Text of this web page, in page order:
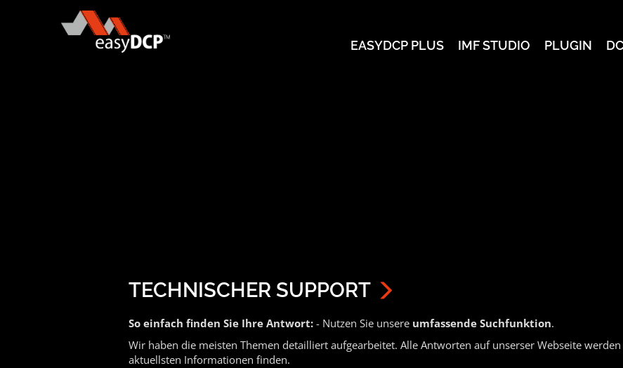
EASYDCP PLUS IMF STUDIO PLUGIN
TECHNISCHER SUPPORT
So einfach finden Sie Ihre Antwort: - Nutzen Sie unsere umfassende Suchfunktion.
Wir haben die meisten Themen detailliert aufgearbeitet. Alle Antworten auf unserser Webseite
aktuellsten Informationen finden.